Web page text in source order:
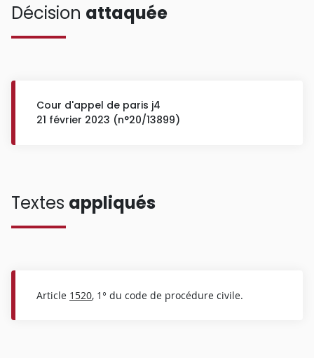
Décision attaquée
Cour d'appel de paris j4
21 février 2023 (n°20/13899)
Textes appliqués
Article 1520, 1° du code de procédure civile.